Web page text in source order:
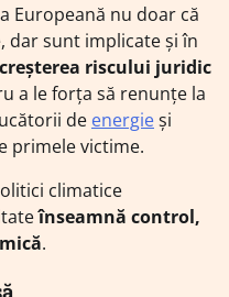
Europeană nu doar că
dar sunt implicate și în
creșterea riscului juridic
a le forța să renunțe la
de energieși
primele victime.
climatice
înseamnă control,
.